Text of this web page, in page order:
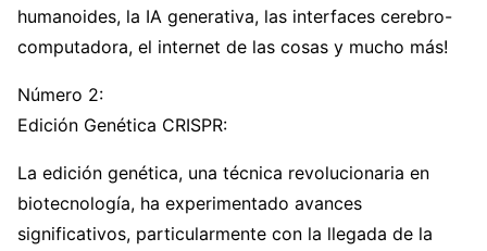
humanoides, la IA generativa, las interfaces cerebro-
computadora, el internet de las cosas y mucho más!
Número 2:
Edición Genética CRISPR:
La edición genética, una técnica revolucionaria en
biotecnología, ha experimentado avances
significativos, particularmente con la llegada de la